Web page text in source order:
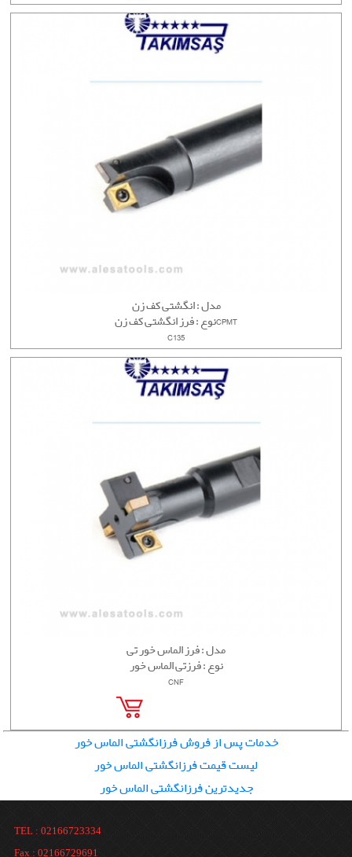
مدل : انگشتی کف زن
نوع : فرز انگشتی کف زنCPMT
C135
مدل : فرز الماس خور تی
نوع : فرزتی الماس خور
CNF
خدمات پس از فروش فرزانگشتی الماس خور
لیست قیمت فرزانگشتی الماس خور
جدیدترین فرزانگشتی الماس خور
TEL : 02166723334
Fax : 02166729691